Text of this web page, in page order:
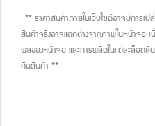
** ราคาสินค้าภายในเว็บไซต์อาจมีการเป
สินค้าจริงอาจแตกต่างจากภาพในหน้าจอ เ
ผลของหน้าจอ และการผลิตในแต่ละล็อตสิ
คืนสินค้า **